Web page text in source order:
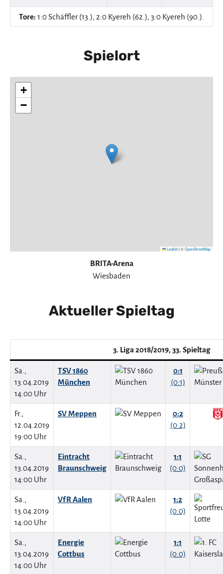
Tore: 1:0 Schäffler (13.), 2:0 Kyereh (62.), 3:0 Kyereh (90.).
Spielort
+
−
Leaflet|©OpenStreetMap
BRITA-Arena
Wiesbaden
Aktueller Spieltag
3. Liga 2018/2019, 33. Spieltag
Sa.,
13.04.2019
14:00 Uhr
TSV 1860
München
0:1
(0:1)
Fr.,
12.04.2019
19:00 Uhr
SV Meppen
0:2
(0:2)
Sa.,
13.04.2019
14:00 Uhr
Eintracht
Braunschweig
1:1
(0:0)
Sa.,
13.04.2019
14:00 Uhr
VfR Aalen
1:2
(0:0)
Sa.,
13.04.2019
14:00 Uhr
Energie
Cottbus
1:1
(0:0)